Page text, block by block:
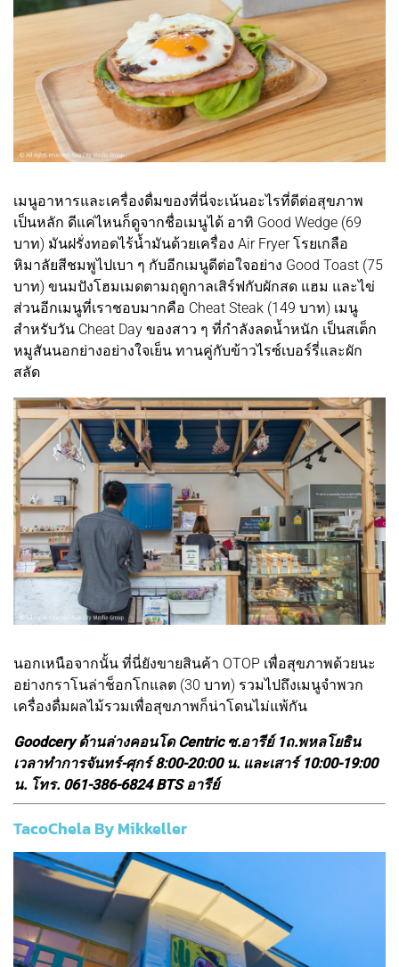
เมนูอาหารและเครื่องดื่มของที่นี่จะเน้นอะไรที่ดีต่อสุขภาพ
เป็นหลัก ดีแค่ไหนก็ดูจากชื่อเมนูได้ อาทิ Good Wedge (69
บาท) มันฝรั่งทอดไร้น้ำมันด้วยเครื่อง Air Fryer โรยเกลือ
หิมาลัยสีชมพูไปเบา ๆ กับอีกเมนูดีต่อใจอย่าง Good Toast (75
บาท) ขนมปังโฮมเมดตามฤดูกาลเสิร์ฟกับผักสด แฮม และไข่
ส่วนอีกเมนูที่เราชอบมากคือ Cheat Steak (149 บาท) เมนู
สำหรับวัน Cheat Day ของสาว ๆ ที่กำลังลดน้ำหนัก เป็นสเต็ก
หมูสันนอกย่างอย่างใจเย็น ทานคู่กับข้าวไรซ์เบอร์รี่และผัก
สลัด
นอกเหนือจากนั้น ที่นี่ยังขายสินค้า OTOP เพื่อสุขภาพด้วยนะ
อย่างกราโนล่าช็อกโกแลต (30 บาท) รวมไปถึงเมนูจำพวก
เครื่องดื่มผลไม้รวมเพื่อสุขภาพก็น่าโดนไม่แพ้กัน
Goodcery ด้านล่างคอนโด Centric ซ.อารีย์ 1ถ.พหลโยธิน
เวลาทำการจันทร์-ศุกร์ 8:00-20:00 น. และเสาร์ 10:00-19:00
น. โทร. 061-386-6824 BTS อารีย์
TacoChela By Mikkeller